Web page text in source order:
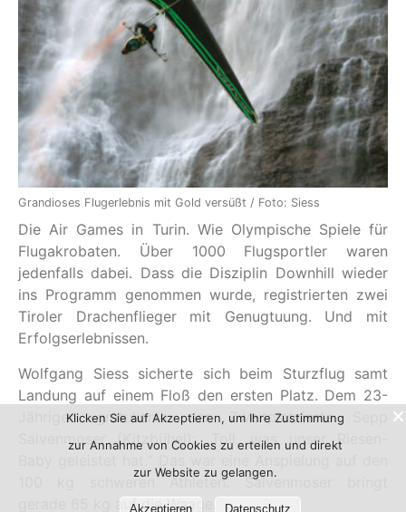
Grandioses Flugerlebnis mit Gold versüßt / Foto: Siess
Die Air Games in Turin. Wie Olympische Spiele für
Flugakrobaten. Über 1000 Flugsportler waren
jedenfalls dabei. Dass die Disziplin Downhill wieder
ins Programm genommen wurde, registrierten zwei
Tiroler Drachenflieger mit Genugtuung. Und mit
Erfolgserlebnissen.
Wolfgang Siess sicherte sich beim Sturzflug samt
Landung auf einem Floß den ersten Platz. Dem 23-
Jährigen gratulierte der Zweitplatzierte Sepp
Salvenmoser (Kitzbühel): „Toll, was unser Riesen-
100 kg schweren Athleten. Salvenmoser bringt
gerade 65 kg auf die Waage.
Klicken Sie auf Akzeptieren, um Ihre Zustimmung
zur Annahme von Cookies zu erteilen und direkt
zur Website zu gelangen.
Akzeptieren Datenschutz